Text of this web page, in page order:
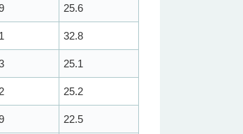
25.6
32.8
25.1
25.2
22.5